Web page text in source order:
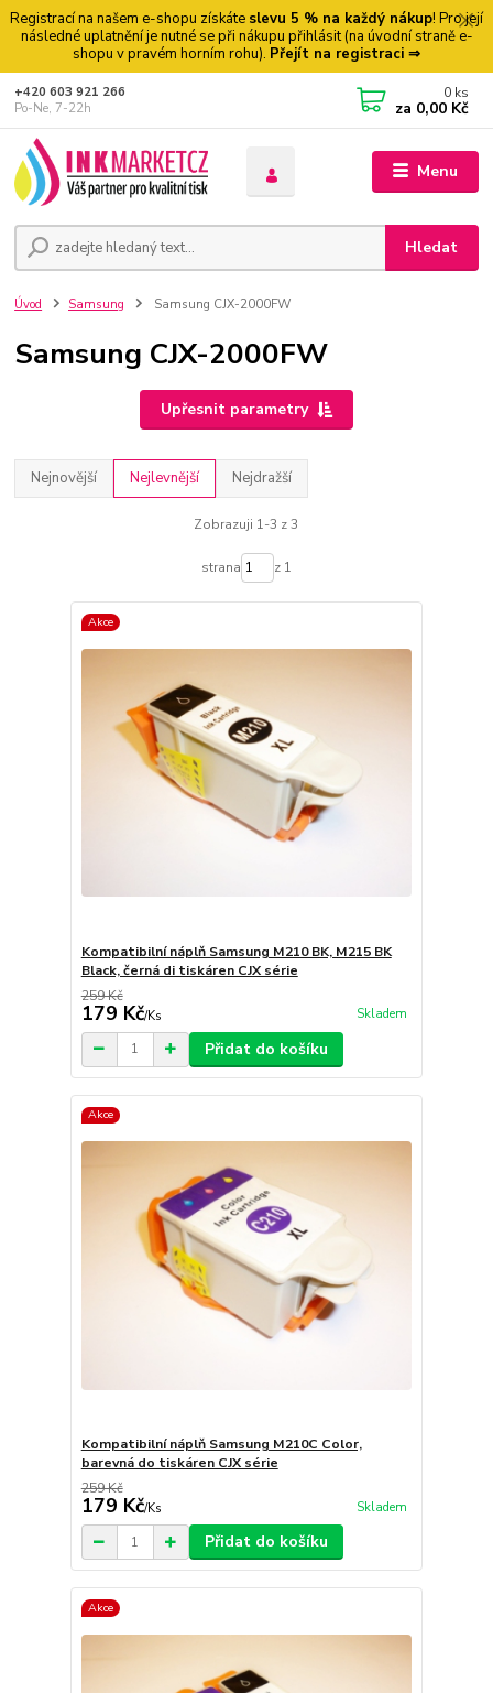
Registrací na našem e-shopu získáte slevu 5 % na každý nákup! Pro její
následné uplatnění je nutné se při nákupu přihlásit (na úvodní straně e-
shopu v pravém horním rohu). Přejít na registraci ⇒
Menu
Hledat
+420 603 921 266
Po-Ne, 7-22h
0 ks
za 0,00 Kč
Úvod Samsung Samsung CJX-2000FW
Samsung CJX-2000FW
Upřesnit parametry
Nejnovější Nejlevnější Nejdražší
Zobrazuji 1-3 z 3
strana z 1
Akce
Kompatibilní náplň Samsung M210 BK, M215 BK
Black, černá di tiskáren CJX série
259 Kč
179 Kč/Ks Skladem
Přidat do košíku
Akce
Kompatibilní náplň Samsung M210C Color,
barevná do tiskáren CJX série
259 Kč
179 Kč/Ks Skladem
Přidat do košíku
Akce